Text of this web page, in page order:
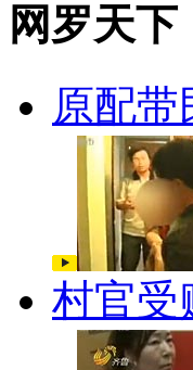
网罗天下
原配带
村官受